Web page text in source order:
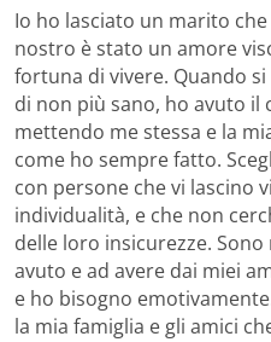
Io ho lasciato un marito
nostro è stato un amore
fortuna di vivere. Quando
di non più sano, ho avuto
mettendo me stessa e la
come ho sempre fatto.
con persone che vi lascino
individualità, e che non
delle loro insicurezze.
avuto e ad avere dai miei
e ho bisogno
la mia famiglia e gli amici